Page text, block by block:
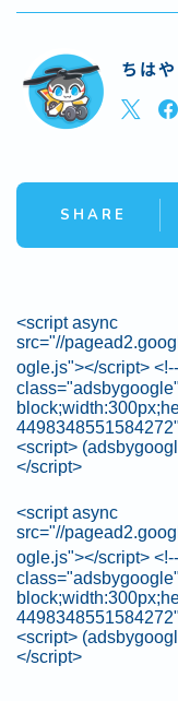
ちはや
SHARE
<script async
src="//
ogle.js"></script>
<script>
</script>
<script async
src="//
ogle.js"></script>
<script>
</script>